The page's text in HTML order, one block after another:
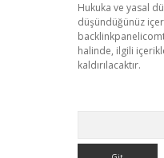
Hukuka ve yasal
düşündüğünüz
halinde, ilgili
kaldırılacaktır.